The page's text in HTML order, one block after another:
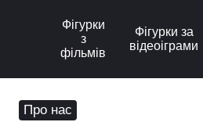
Фігурки
з
фільмів
Фігурки за
відеоіграми
Про нас